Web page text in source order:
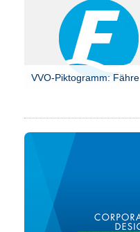
VVO-Piktogramm: Fähre